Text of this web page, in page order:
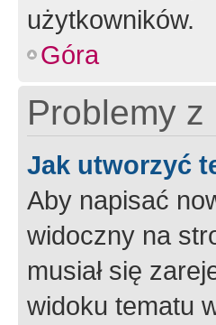
użytkowników.
Góra
Problemy z
Jak utworzyć
Aby napisać
widoczny na
musiał się
widoku tematu